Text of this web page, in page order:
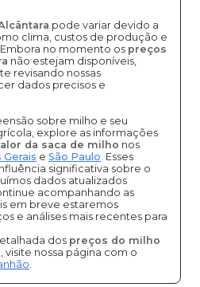
pode variar devido a
clima, custos de produção e
no momento os preços
não estejam disponíveis,
revisando nossas
dados precisos e
sobre milho e seu
explore as informações
da saca de milho nos
Gerais e São Paulo. Esses
significativa sobre o
dados atualizados
acompanhando as
em breve estaremos
e análises mais recentes para
dos preços do milho
visite nossa página com o
.